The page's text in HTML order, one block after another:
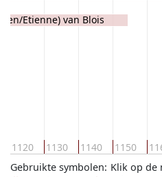
1120 1130 1140 1150
Etienne) van Blois
Klik op de
Gebruikte symbolen: